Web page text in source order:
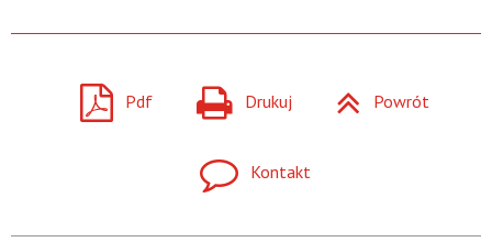
Pdf Drukuj Powrót
Kontakt